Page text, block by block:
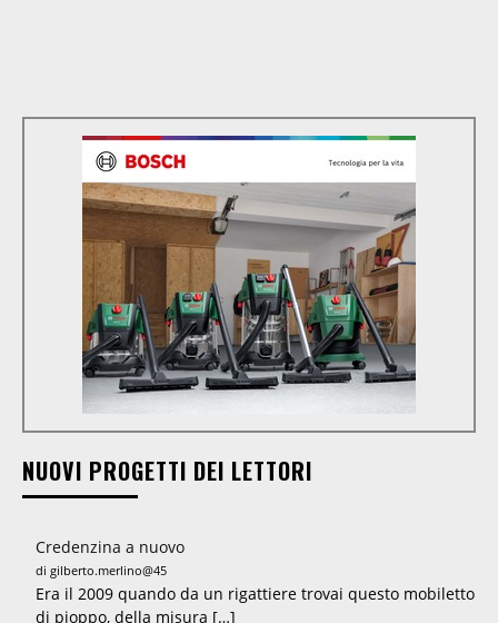
NUOVI PROGETTI DEI LETTORI
Credenzina a nuovo
di gilberto.merlino@45
Era il 2009 quando da un rigattiere trovai questo mobiletto
di pioppo, della misura […]